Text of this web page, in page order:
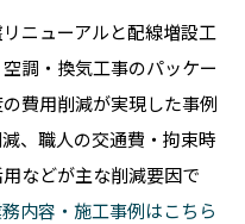
ニューアルと配線増設工
調・換気工事のパッケー
費用削減が実現した事例
、職人の交通費・拘束時
などが主な削減要因で
内容・施工事例はこちら